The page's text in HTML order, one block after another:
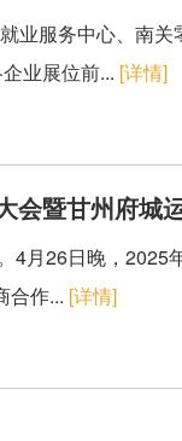
业服务中心、南
业展位前... [详情]
暨甘州府城
月26日晚，2025
合作... [详情]